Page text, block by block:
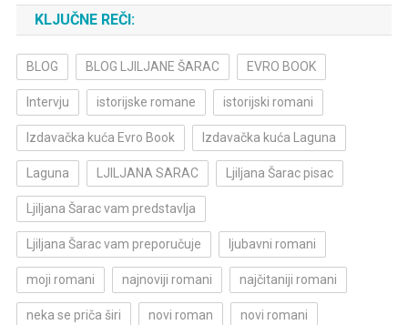
KLJUČNE REČI:
BLOG BLOG LJILJANE ŠARAC EVRO BOOK
Intervju istorijske romane istorijski romani
Izdavačka kuća Evro Book Izdavačka kuća Laguna
Laguna LJILJANA SARAC Ljiljana Šarac pisac
Ljiljana Šarac vam predstavlja
Ljiljana Šarac vam preporučuje ljubavni romani
moji romani najnoviji romani najčitaniji romani
neka se priča širi novi roman novi romani